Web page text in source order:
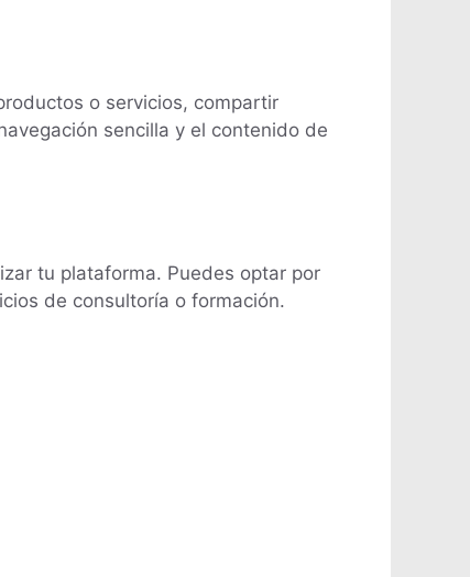
o servicios, compartir
sencilla y el contenido de
tu plataforma. Puedes optar por
de consultoría o formación.